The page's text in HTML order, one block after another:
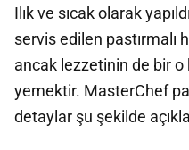
Ilık ve sıcak olarak
servis edilen pastırmalı
ancak lezzetinin de bir
yemektir. MasterChef
detaylar şu şekilde